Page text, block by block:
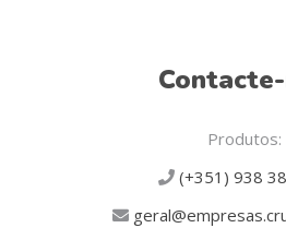
Produtos:
(+351) 938